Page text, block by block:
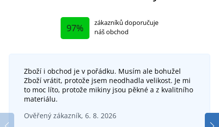
97%
zákazníků doporučuje
náš obchod
Zboží i obchod je v pořádku. Musím ale bohužel
Zboží vrátit, protože jsem neodhadla velikost. Je mi
to moc líto, protože mikiny jsou pěkné a z kvalitního
materiálu.
Ověřený zákazník, 6. 8. 2026